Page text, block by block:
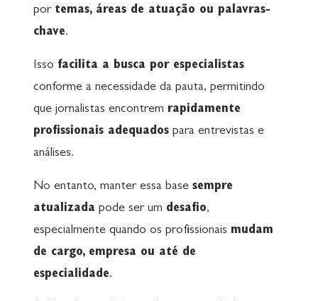
por temas, áreas de atuação ou palavras-
chave.
Isso facilita a busca por especialistas
conforme a necessidade da pauta, permitindo
que jornalistas encontrem rapidamente
profissionais adequados para entrevistas e
análises.
No entanto, manter essa base sempre
atualizada pode ser um desafio,
especialmente quando os profissionais mudam
de cargo, empresa ou até de
especialidade.